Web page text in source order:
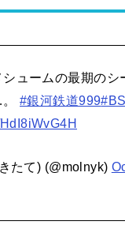
ュームの最期のシ
。#銀河鉄道999
たて) (@molnyk)